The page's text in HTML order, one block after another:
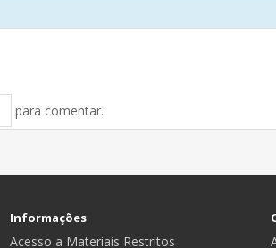
para comentar.
Informações
Acesso a Materiais Restritos